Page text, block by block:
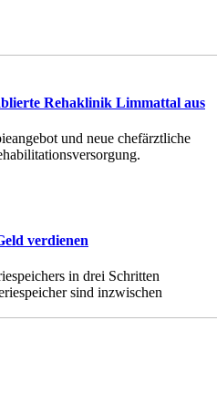
Rehaklinik Limmattal aus
und neue chefärztliche
verdienen
in drei Schritten
sind inzwischen